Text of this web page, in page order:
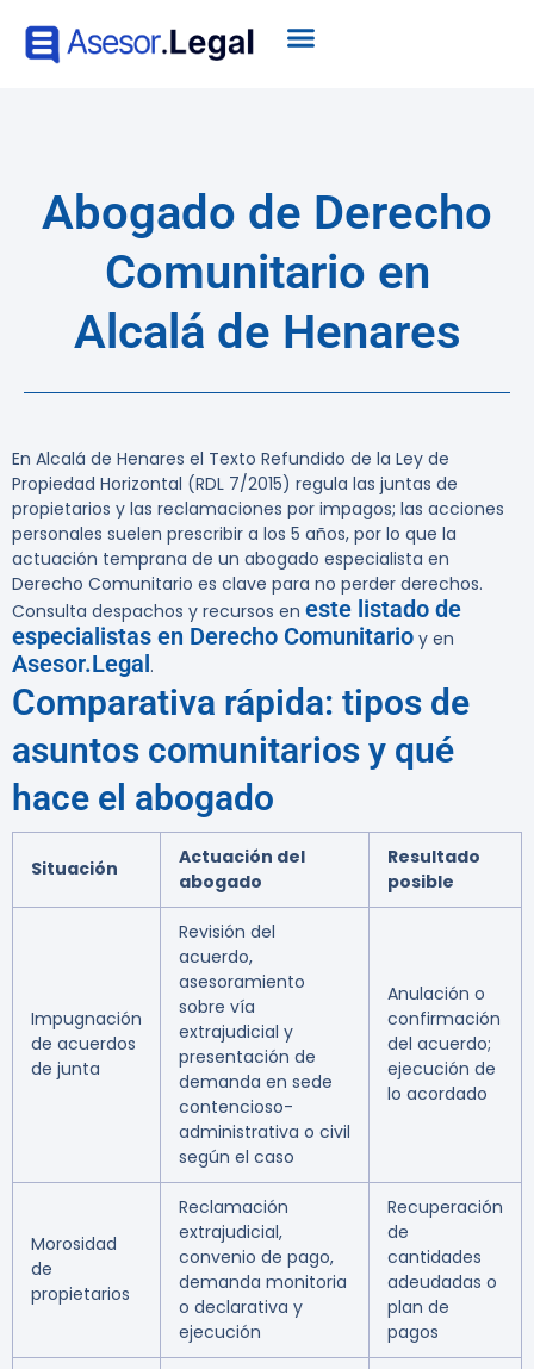
Abogado de Derecho
Comunitario en
Alcalá de Henares
En Alcalá de Henares el Texto Refundido de la Ley de
Propiedad Horizontal (RDL 7/2015) regula las juntas de
propietarios y las reclamaciones por impagos; las acciones
personales suelen prescribir a los 5 años, por lo que la
actuación temprana de un abogado especialista en
Derecho Comunitario es clave para no perder derechos.
Consulta despachos y recursos en este listado de
especialistas en Derecho Comunitario y en
Asesor.Legal.
Comparativa rápida: tipos de
asuntos comunitarios y qué
hace el abogado
Situación
Actuación del
abogado
Resultado
posible
Impugnación
de acuerdos
de junta
Revisión del
acuerdo,
asesoramiento
sobre vía
extrajudicial y
presentación de
demanda en sede
contencioso-
administrativa o civil
según el caso
Anulación o
confirmación
del acuerdo;
ejecución de
lo acordado
Morosidad
de
propietarios
Reclamación
extrajudicial,
convenio de pago,
demanda monitoria
o declarativa y
ejecución
Recuperación
de
cantidades
adeudadas o
plan de
pagos